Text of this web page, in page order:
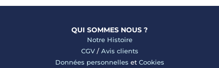
QUI SOMMES NOUS ?
Notre Histoire
CGV/ Avis clients
Données personnelles et Cookies